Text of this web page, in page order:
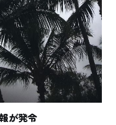
が発令